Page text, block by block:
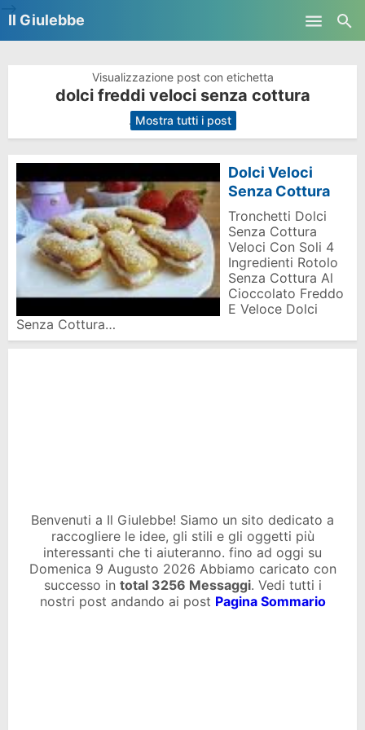
Il Giulebbe
Visualizzazione post con etichetta
dolci freddi veloci senza cottura
. Mostra tutti i post
Dolci Veloci
Senza Cottura
Tronchetti Dolci
Senza Cottura
Veloci Con Soli 4
Ingredienti Rotolo
Senza Cottura Al
Cioccolato Freddo
E Veloce Dolci
Senza Cottura…
Benvenuti a Il Giulebbe! Siamo un sito dedicato a
raccogliere le idee, gli stili e gli oggetti più
interessanti che ti aiuteranno. fino ad oggi su
Domenica 9 Augusto 2026 Abbiamo caricato con
successo in total 3256 Messaggi. Vedi tutti i
nostri post andando ai post Pagina Sommario